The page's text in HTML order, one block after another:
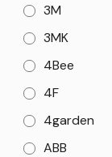
3M
3MK
4Bee
4F
4garden
ABB